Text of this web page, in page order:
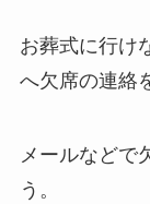
お葬式に行け
へ欠席の連絡
メールなどで
う。